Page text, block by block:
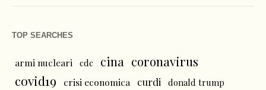
TOP SEARCHES
armi nucleari cdc cina coronavirus
covid19 crisi economica curdi donald trump